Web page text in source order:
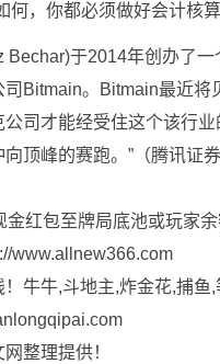
何，你都必须做好会计核
Bechar)于2014年创办了
Bitmain。Bitmain最近
司才能经受住这个该行
顶峰的赛跑。”（腾讯证
红包至牌局底池或玩家
www.allnew366.com
牛牛,斗地主,炸金花,捕鱼,
整理提供！